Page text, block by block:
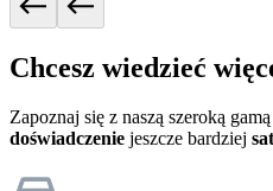
Chcesz wiedzieć
Zapoznaj się z naszą szeroką
doświadczenie jeszcze bardziej